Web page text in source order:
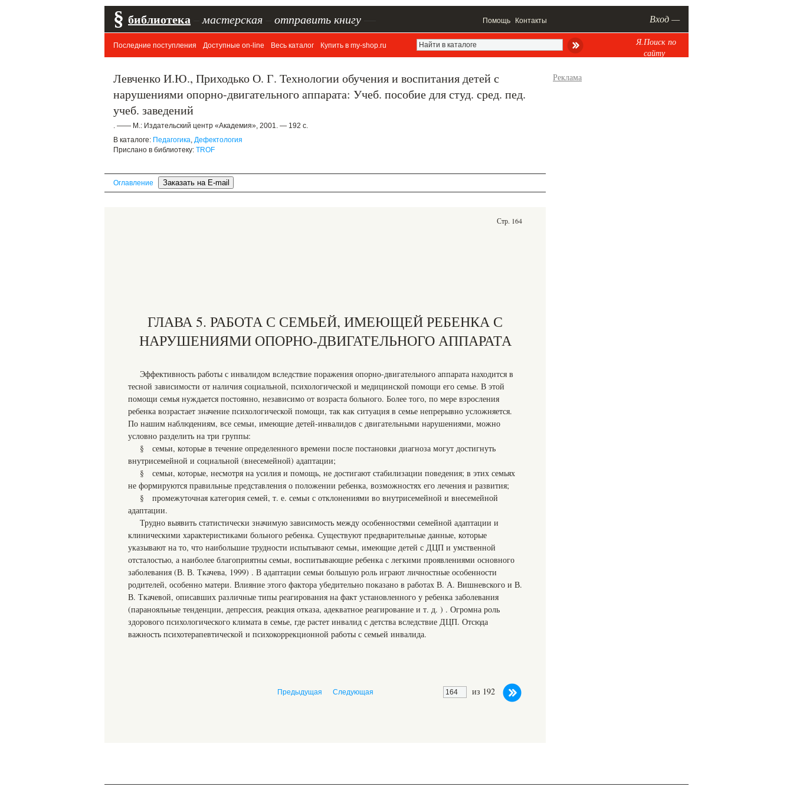
§ библиотека мастерская отправить книгу Помощь Контакты Вход —
Последние поступления Доступные on-line Весь каталог Купить в my-shop.ru
Я.Поиск по
сайту
Левченко И.Ю., Приходько О. Г. Технологии обучения и воспитания детей с
нарушениями опорно-двигательного аппарата: Учеб. пособие для студ. сред. пед.
учеб. заведений
. —— М.: Издательский центр «Академия», 2001. — 192 с.
В каталоге: Педагогика, Дефектология
Прислано в библиотеку: TROF
Оглавление
Стр. 164
ГЛАВА 5. РАБОТА С СЕМЬЕЙ, ИМЕЮЩЕЙ РЕБЕНКА С
НАРУШЕНИЯМИ ОПОРНО-ДВИГАТЕЛЬНОГО АППАРАТА
Эффективность работы с инвалидом вследствие поражения опорно-двигательного аппарата находится в
тесной зависимости от наличия социальной, психологической и медицинской помощи его семье. В этой
помощи семья нуждается постоянно, независимо от возраста больного. Более того, по мере взросления
ребенка возрастает значение психологической помощи, так как ситуация в семье непрерывно усложняется.
По нашим наблюдениям, все семьи, имеющие детей-инвалидов с двигательными нарушениями, можно
условно разделить на три группы:
§ семьи, которые в течение определенного времени после постановки диагноза могут достигнуть
внутрисемейной и социальной (внесемейной) адаптации;
§ семьи, которые, несмотря на усилия и помощь, не достигают стабилизации поведения; в этих семьях
не формируются правильные представления о положении ребенка, возможностях его лечения и развития;
§ промежуточная категория семей, т. е. семьи с отклонениями во внутрисемейной и внесемейной
адаптации.
Трудно выявить статистически значимую зависимость между особенностями семейной адаптации и
клиническими характеристиками больного ребенка. Существуют предварительные данные, которые
указывают на то, что наибольшие трудности испытывают семьи, имеющие детей с ДЦП и умственной
отсталостью, а наиболее благоприятны семьи, воспитывающие ребенка с легкими проявлениями основного
заболевания (В. В. Ткачева, 1999) . В адаптации семьи большую роль играют личностные особенности
родителей, особенно матери. Влияние этого фактора убедительно показано в работах В. А. Вишневского и В.
В. Ткачевой, описавших различные типы реагирования на факт установленного у ребенка заболевания
(паранояльные тенденции, депрессия, реакция отказа, адекватное реагирование и т. д. ) . Огромна роль
здорового психологического климата в семье, где растет инвалид с детства вследствие ДЦП. Отсюда
важность психотерапевтической и психокоррекционной работы с семьей инвалида.
из 192
Предыдущая Следующая
Реклама